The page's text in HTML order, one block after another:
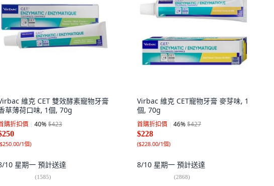
維克 CET 雙效酵素寵物牙膏
草薄荷口味, 1個, 70g
購折扣價 40%$423
$250.00/1個)
10 星期一 預計送達
(1585)
Virbac 維克 CET寵物牙膏 麥芽味, 1
個, 70g
首購折扣價 46%$427
$228
($228.00/1個)
8/10 星期一 預計送達
(2868)